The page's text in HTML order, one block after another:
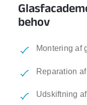
behov
Montering af
Reparation
Udskiftning